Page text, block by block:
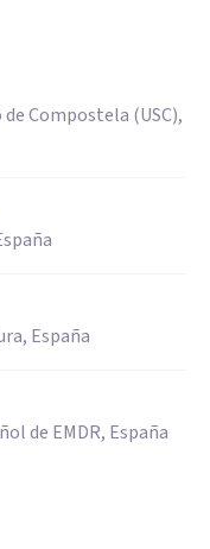
Compostela (USC),
España
de EMDR, España